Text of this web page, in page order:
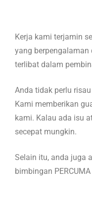
Kerja kami terjamin
yang
terlibat dalam
Anda tidak perlu
Kami memberikan
kami. Kalau ada isu
secepat mungkin.
Selain itu, anda juga
bimbingan